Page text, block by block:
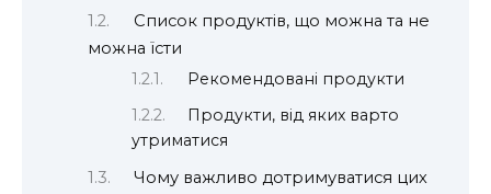
Список продуктів, що можна та не
можна їсти
Рекомендовані продукти
Продукти, від яких варто
утриматися
Чому важливо дотримуватися цих